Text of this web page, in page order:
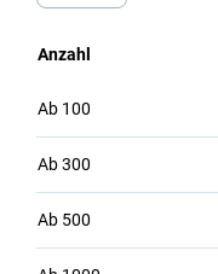
Anzahl
Ab 100
Ab300
Ab 500